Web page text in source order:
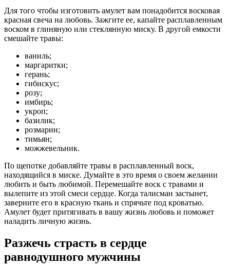
Для того чтобы изготовить амулет вам понадобится восковая
красная свеча на любовь. Зажгите ее, капайте расплавленным
воском в глиняную или стеклянную миску. В другой емкости
смешайте травы:
ваниль;
маргаритки;
герань;
гибискус;
розу;
имбирь;
укроп;
базилик;
розмарин;
тимьян;
можжевельник.
По щепотке добавляйте травы в расплавленный воск,
находящийся в миске. Думайте в это время о своем желании
любить и быть любимой. Перемешайте воск с травами и
вылепите из этой смеси сердце. Когда талисман застынет,
заверните его в красную ткань и спрячьте под кроватью.
Амулет будет притягивать в вашу жизнь любовь и поможет
наладить личную жизнь.
Разжечь страсть в сердце
равнодушного мужчины